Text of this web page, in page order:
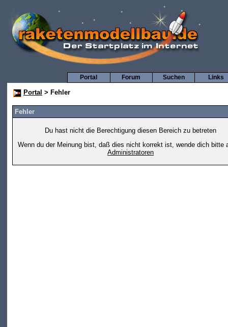
Links
Suchen
Forum
Portal
Portal > Fehler
Fehler
Du hast nicht die Berechtigung diesen Bereich zu betreten
Wenn du der Meinung bist, daß dies nicht korrekt ist, wende dich bitte
Administratoren